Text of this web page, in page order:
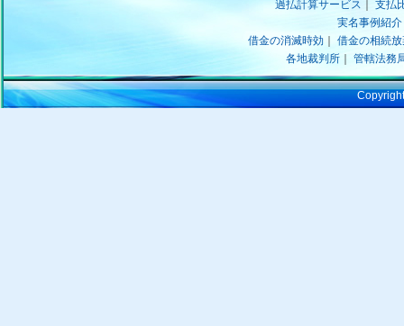
過払計算サービス ｜支払
実名事例紹介
借金の消滅時効 ｜ 借金の相続
各地裁判所 ｜ 管轄法務